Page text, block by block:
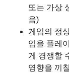
또는 가상
음)
게임의 정
임을 플레
게 경쟁할
영향을 끼